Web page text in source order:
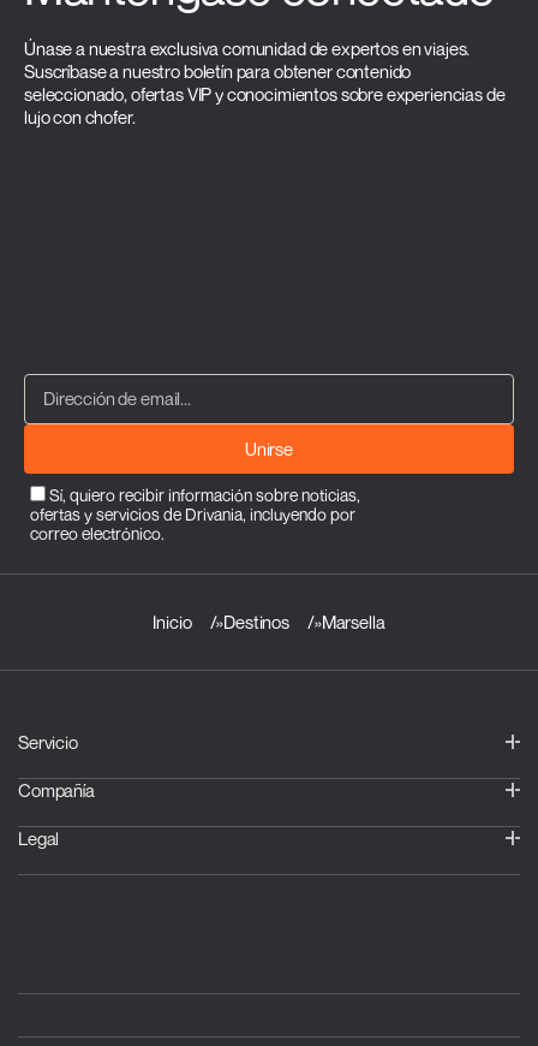
Únase a nuestra exclusiva comunidad de expertos en viajes.
Suscríbase a nuestro boletín para obtener contenido
seleccionado, ofertas VIP y conocimientos sobre experiencias de
lujo con chofer.
Unirse
Sí, quiero recibir información sobre noticias,
ofertas y servicios de Drivania, incluyendo por
correo electrónico.
Inicio »Destinos »Marsella
Servicio
Compañía
Legal